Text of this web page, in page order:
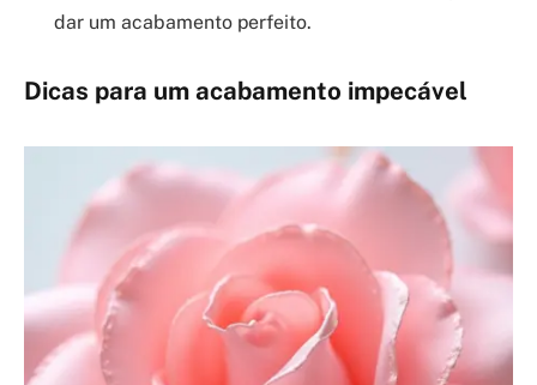
dar um acabamento perfeito.
Dicas para um acabamento impecável